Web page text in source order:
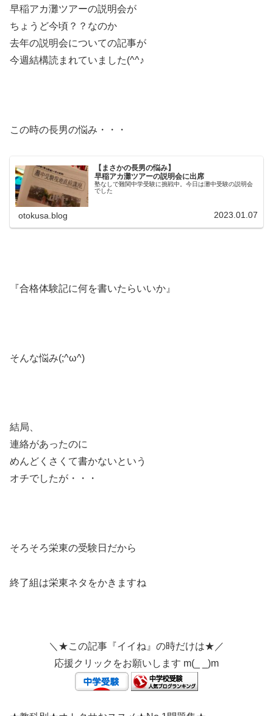
早稲アカ灘ツアーの説明会が
ちょうど今頃？？なのか
去年の説明会についての記事が
今週結構読まれていました(^^♪
この時の長男の悩み・・・
【まさかの長男の悩み】
早稲アカ灘ツアーの説明会に出席
塾なしで難関中学受験に挑戦中。今日は灘中受験の説明会
でした
otokusa.blog 2023.01.07
『合格体験記に何を書いたらいいか』
そんな悩み(;^ω^)
結局、
連絡があったのに
めんどくさくて書かないという
オチでしたが・・・
そろそろ栄東の受験日だから
終了組は栄東ネタをかきますね
＼★この記事『イイね』の時だけは★／
応援クリックをお願いします m(_ _)m